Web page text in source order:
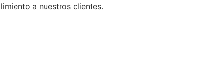
a nuestros clientes.